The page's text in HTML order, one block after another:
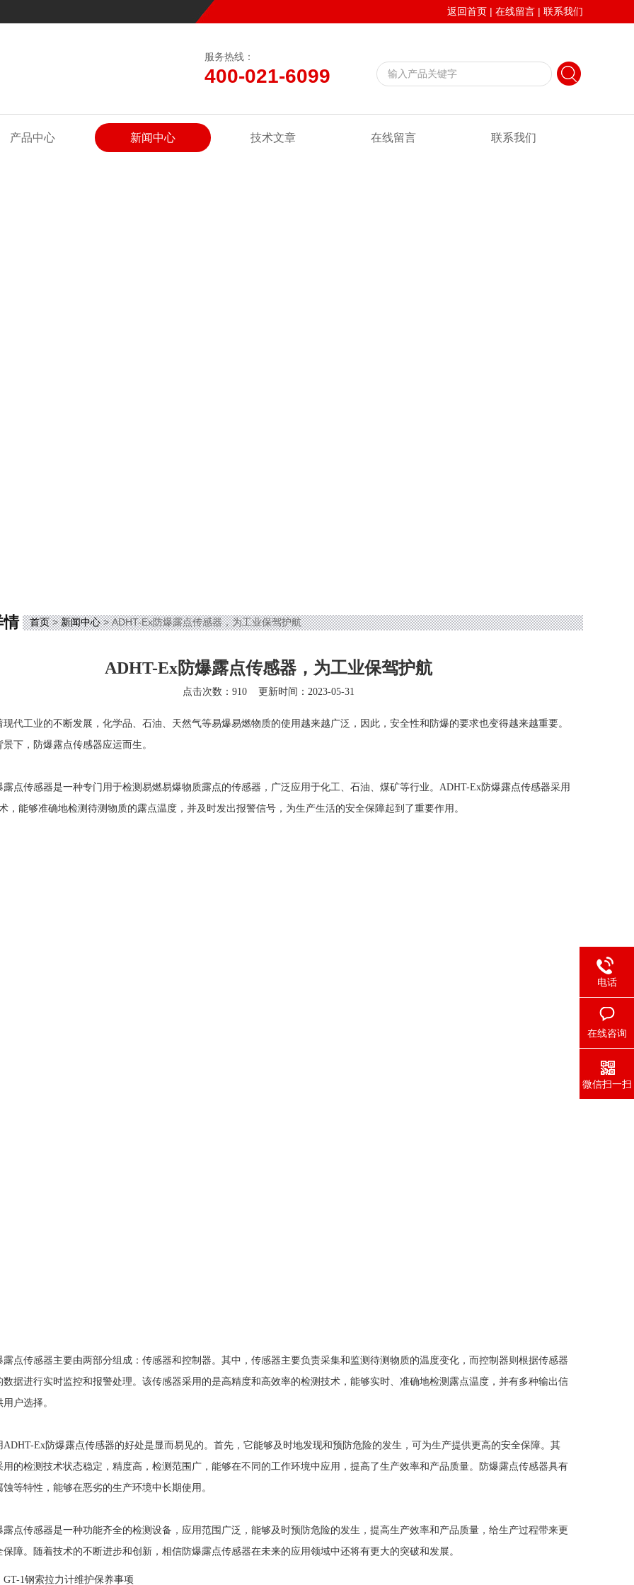
返回首页 | 在线留言 | 联系我们
服务热线：
400-021-6099
产品中心 新闻中心 技术文章 在线留言 联系我们
情 首页>新闻中心> ADHT-Ex防爆露点传感器，为工业保驾护航
ADHT-Ex防爆露点传感器，为工业保驾护航
点击次数：910 更新时间：2023-05-31
工业的不断发展，化学品、石油、天然气等易爆易燃物质的使用越来越广泛，因此，安全性和防爆的要求也变得越来越重要。
景下，防爆露点传感器应运而生。
传感器是一种专门用于检测易燃易爆物质露点的传感器，广泛应用于化工、石油、煤矿等行业。 ADHT-Ex防爆露点传感器采用
，能够准确地检测待测物质的露点温度，并及时发出报警信号，为生产生活的安全保障起到了重要作用。
传感器主要由两部分组成：传感器和控制器。其中，传感器主要负责采集和监测待测物质的温度变化，而控制器则根据传感器
数据进行实时监控和报警处理。该传感器采用的是高精度和高效率的检测技术，能够实时、准确地检测露点温度，并有多种输出信
户选择。
Ex防爆露点传感器的好处是显而易见的。首先，它能够及时地发现和预防危险的发生，可为生产提供更高的安全保障。其
用的检测技术状态稳定，精度高，检测范围广，能够在不同的工作环境中应用，提高了生产效率和产品质量。防爆露点传感器具有
蚀等特性，能够在恶劣的生产环境中长期使用。
传感器是一种功能齐全的检测设备，应用范围广泛，能够及时预防危险的发生，提高生产效率和产品质量，给生产过程带来更
保障。随着技术的不断进步和创新，相信防爆露点传感器在未来的应用领域中还将有更大的突破和发展。
GT-1钢索拉力计维护保养事项
电话
在线咨询
微信扫一扫